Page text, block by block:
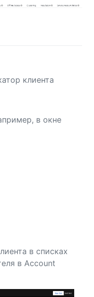
клиента
в окне
в списках
в Account